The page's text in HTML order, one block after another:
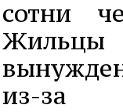
сотни
Жильцы
из-за